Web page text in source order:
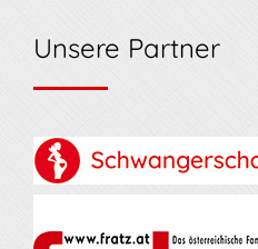
Unsere Partner